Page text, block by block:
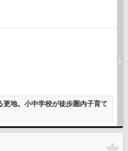
更地。小中学校が徒歩圏内子育て